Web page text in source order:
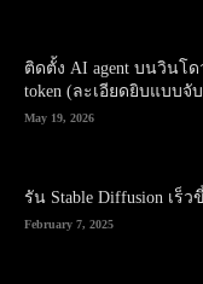
ติดตั้ง AI agent บนวินโ
token (ละเอียดยิบแบบจั
May 19, 2026
รัน Stable Diffusion เร็
February 7, 2025